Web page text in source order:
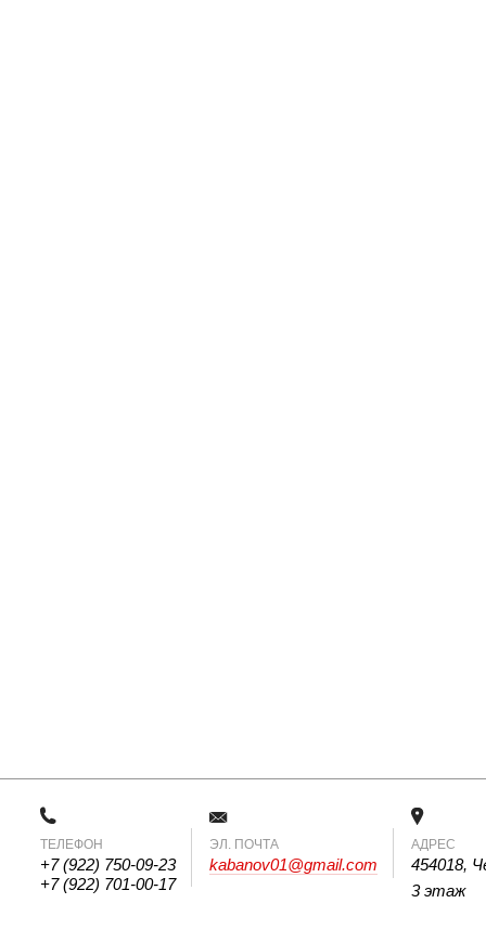
ТЕЛЕФОН
+7 (922) 750-09-23
+7 (922) 701-00-17
ЭЛ. ПОЧТА
kabanov01@gmail.com
АДРЕС
454018,
3 этаж